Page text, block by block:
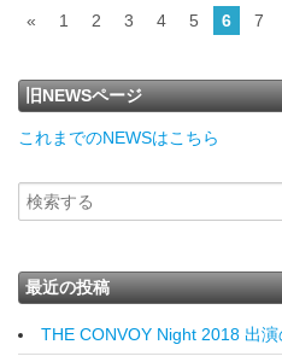
« 1 2 3 4 5 6 7
旧NEWSページ
これまでのNEWSはこちら
最近の投稿
THE CONVOY Night 2018 出